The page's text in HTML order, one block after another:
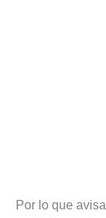
Por lo que